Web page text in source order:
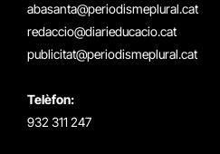
abasanta@periodismeplural.cat
redaccio@diarieducacio.cat
publicitat@periodismeplural.cat
Telèfon:
932 311 247